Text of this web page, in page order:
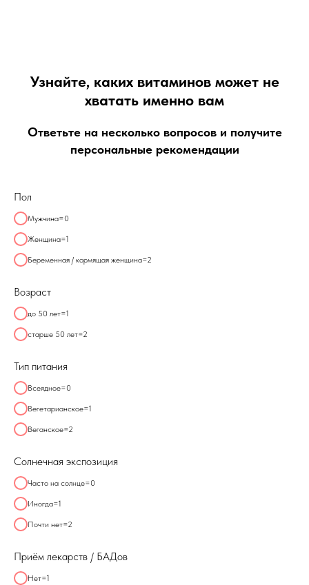
Узнайте, каких витаминов может не
хватать именно вам
Ответьте на несколько вопросов и получите
персональные рекомендации
Пол
Мужчина=0
Женщина=1
Беременная / кормящая женщина=2
Возраст
до 50 лет=1
старше 50 лет=2
Тип питания
Всеядное=0
Вегетарианское=1
Веганское=2
Солнечная экспозиция
Часто на солнце=0
Иногда=1
Почти нет=2
Приём лекарств / БАДов
Нет=1